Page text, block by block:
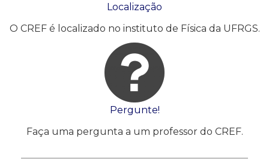
Localização
O CREF é localizado no instituto de Física da UFRGS.
Pergunte!
Faça uma pergunta a um professor do CREF.